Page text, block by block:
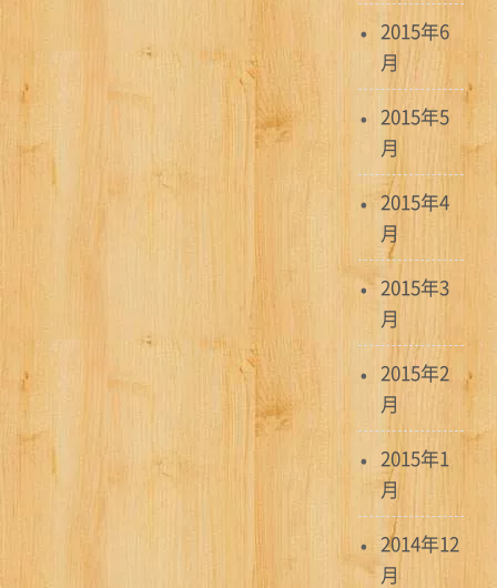
2015年6
月
2015年5
月
2015年4
月
2015年3
月
2015年2
月
2015年1
月
2014年12
月